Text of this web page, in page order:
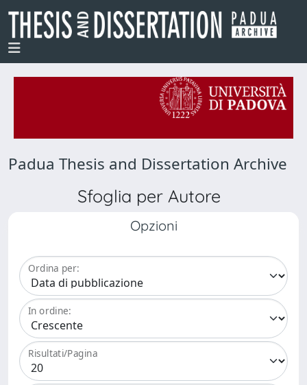
Padua Thesis and Dissertation Archive
Sfoglia per Autore
Opzioni
Ordina per:
In ordine:
Risultati/Pagina